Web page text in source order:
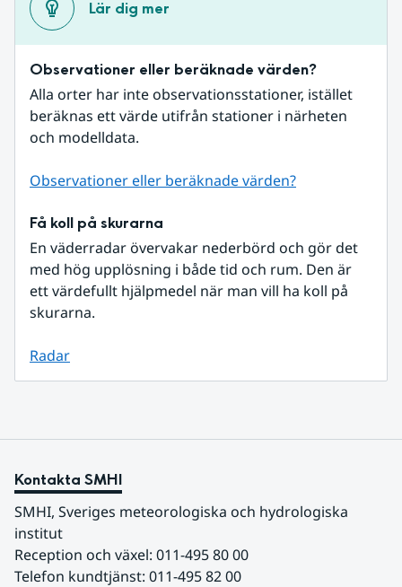
Lär dig mer
Observationer eller beräknade värden?
Alla orter har inte observationsstationer, istället
beräknas ett värde utifrån stationer i närheten
och modelldata.
Observationer eller beräknade värden?
Få koll på skurarna
En väderradar övervakar nederbörd och gör det
med hög upplösning i både tid och rum. Den är
ett värdefullt hjälpmedel när man vill ha koll på
skurarna.
Radar
Kontakta SMHI
SMHI, Sveriges meteorologiska och hydrologiska
institut
Reception och växel: 011-495 80 00
Telefon kundtjänst: 011-495 82 00